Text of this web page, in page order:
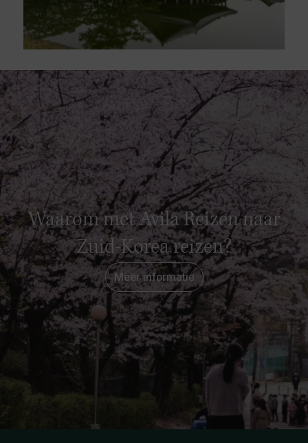
Waarom met Avila Reizen naar
Zuid-Korea reizen?
Meer informatie